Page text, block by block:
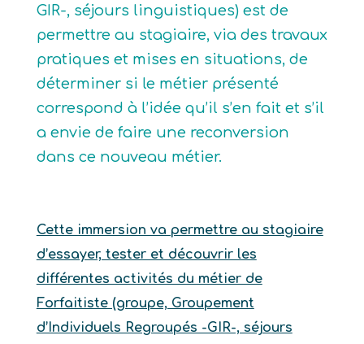
GIR-, séjours linguistiques) est de
permettre au stagiaire, via des travaux
pratiques et mises en situations, de
déterminer si le métier présenté
correspond à l’idée qu’il s’en fait et s’il
a envie de faire une reconversion
dans ce nouveau métier.
Cette immersion va permettre au stagiaire
d’essayer, tester et découvrir les
différentes activités du métier de
Forfaitiste (groupe, Groupement
d’Individuels Regroupés -GIR-, séjours